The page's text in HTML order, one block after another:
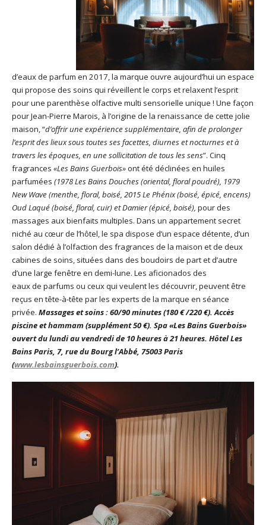
d’eaux de parfum en 2017, la marque ouvre aujourd’hui un espace
qui propose des soins qui réveillent le corps et relaxent l’esprit
pour une parenthèse olfactive multi sensorielle unique ! Une façon
pour Jean-Pierre Marois, à l’origine de la renaissance de cette jolie
maison, “d’offrir une expérience supplémentaire, afin de prolonger
l’esprit des lieux sous toutes ses facettes, diurnes et nocturnes et à
travers les époques, en une sollicitation de tous les sens”. Cinq
fragrances «Les Bains Guerbois»ont été déclinées en huiles
parfumées (1978 Les Bains Douches (oriental, floral poudré), 1979
New Wave (menthe, floral, boisé, 2015 Le Phénix (boisé, épicé, encens)
Oud Laqué (boisé, floral, cuir) et Damier (épicé, boisé), pour des
massages aux bienfaits multiples. Dans un appartement secret
niché au cœur de l’hôtel, le spa dispose d’un espace détente, d’un
salon dédié à l’olfaction des fragrances de la maison et de deux
cabines de soins, situées dans des boudoirs de part et d’autre
d’une large fenêtre en demi-lune. Les aficionados des
eaux de parfums ou ceux qui veulent les découvrir, peuvent être
reçus en tête-à-tête par les experts de la marque en séance
privée. Massages et soins : 60/90 minutes (180 € /220 €). Accès
piscine et hammam (supplément 50 €). Spa «Les Bains Guerbois»
ouvert du lundi au vendredi de 10 heures à 21 heures. Hôtel Les
Bains Paris, 7, rue du Bourg l’Abbé, 75003 Paris
(www.lesbainsguerbois.com).